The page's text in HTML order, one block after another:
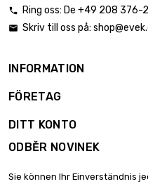
 Ring oss: De +49 208 376-
 Skriv till oss på:
INFORMATION
FÖRETAG
DITT KONTO
ODBĚR NOVINEK
Sie können Ihr Einverständnis